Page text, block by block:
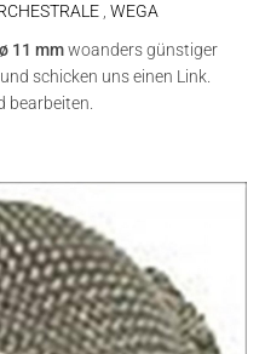
WEGA
11 mmwoanders günstiger
schicken uns einen Link.
bearbeiten.